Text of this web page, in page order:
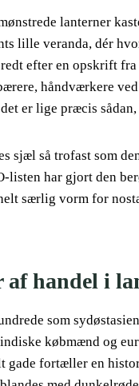
lanterner
lille veranda, dér
efter en opskrift
håndværkere
er lige præcis
sjæl så trofast som
listen har gjort den
særlig vorm for
af handel i
som
købmænd og
gade fortæller en